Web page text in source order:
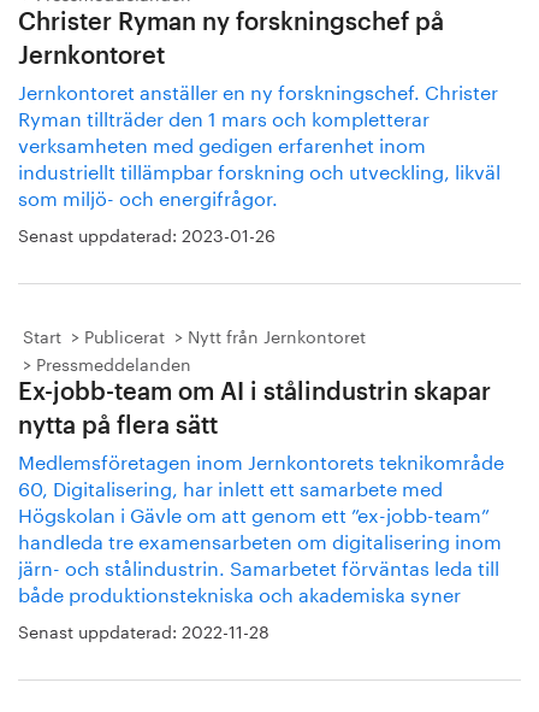
Christer Ryman ny forskningschef på
Jernkontoret
Jernkontoret anställer en ny forskningschef. Christer
Ryman tillträder den 1 mars och kompletterar
verksamheten med gedigen erfarenhet inom
industriellt tillämpbar forskning och utveckling, likväl
som miljö- och energifrågor.
Senast uppdaterad: 2023-01-26
Start Publicerat
Nytt från Jernkontoret
Pressmeddelanden
Ex-jobb-team om AI i stålindustrin skapar
nytta på flera sätt
Medlemsföretagen inom Jernkontorets teknikområde
60, Digitalisering, har inlett ett samarbete med
Högskolan i Gävle om att genom ett ”ex-jobb-team”
handleda tre examensarbeten om digitalisering inom
järn- och stålindustrin. Samarbetet förväntas leda till
både produktionstekniska och akademiska syner
Senast uppdaterad: 2022-11-28